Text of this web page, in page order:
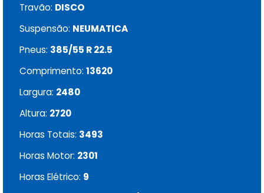
Travão: DISCO
Suspensão: NEUMATICA
Pneus: 385/55 R 22.5
Comprimento: 13620
Largura: 2480
Altura: 2720
Horas Totais: 3493
Horas Motor: 2301
Horas Elétrico: 9